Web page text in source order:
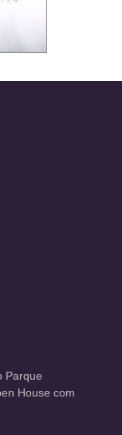
Parque
House com